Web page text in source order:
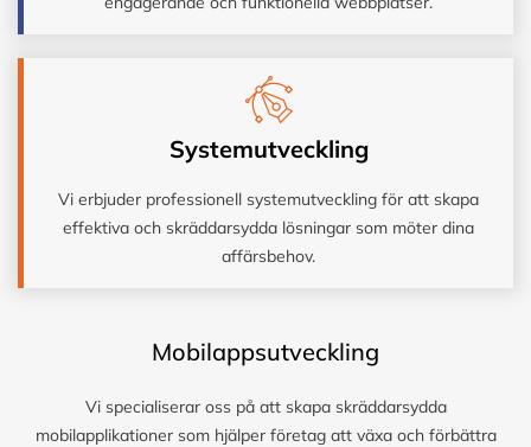
Systemutveckling
Vi erbjuder professionell systemutveckling för att skapa
effektiva och skräddarsydda lösningar som möter dina
affärsbehov.
Mobilappsutveckling
Vi specialiserar oss på att skapa skräddarsydda
mobilapplikationer som hjälper företag att växa och förbättra